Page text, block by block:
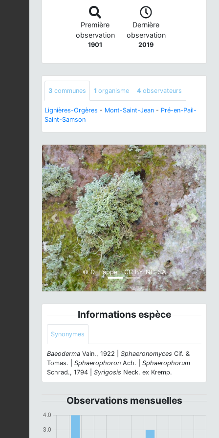
Première
observation
1901
Dernière
observation
2019
3 communes 1 organisme 4 observateurs
Lignières-Orgères - Mont-Saint-Jean - Pré-en-Pail-
Saint-Samson
© D. Happe - CC BY-NC-SA
Previous Next
Informations espèce
Synonymes
Baeoderma Vain., 1922 | Sphaeronomyces Cif. &
Tomas. | Sphaerophoron Ach. | Sphaerophorum
Schrad., 1794 | Syrigosis Neck. ex Kremp.
Observations mensuelles